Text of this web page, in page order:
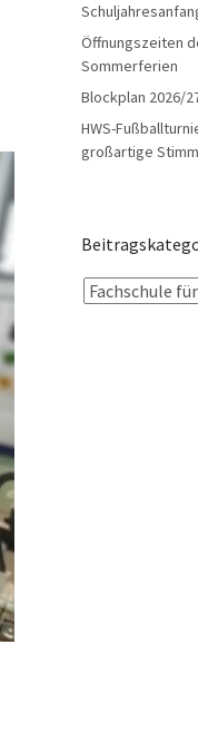
Öffnungszeiten
Sommerferien
Blockplan 2026/
HWS-
großartige